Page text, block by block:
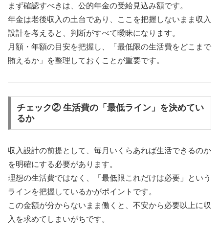
まず確認すべきは、公的年金の受給見込み額です。
年金は老後収入の土台であり、ここを把握しないまま収入
設計を考えると、判断がすべて曖昧になります。
月額・年額の目安を把握し、「最低限の生活費をどこまで
賄えるか」を整理しておくことが重要です。
チェック② 生活費の「最低ライン」を決めてい
るか
収入設計の前提として、毎月いくらあれば生活できるのか
を明確にする必要があります。
理想の生活費ではなく、「最低限これだけは必要」という
ラインを把握しているかがポイントです。
この金額が分からないまま働くと、不安から必要以上に収
入を求めてしまいがちです。